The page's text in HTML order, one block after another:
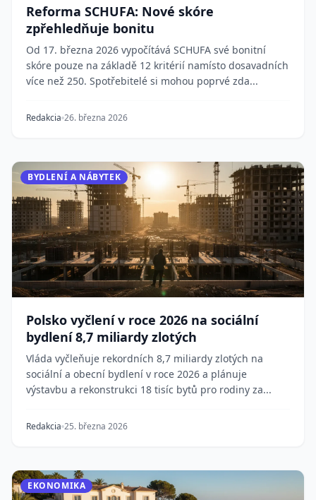
Reforma SCHUFA: Nové skóre
zpřehledňuje bonitu
Od 17. března 2026 vypočítává SCHUFA své bonitní
skóre pouze na základě 12 kritérií namísto dosavadních
více než 250. Spotřebitelé si mohou poprvé zda...
Redakcia 26. března 2026
BYDLENÍ A NÁBYTEK
Polsko vyčlení v roce 2026 na sociální
bydlení 8,7 miliardy zlotých
Vláda vyčleňuje rekordních 8,7 miliardy zlotých na
sociální a obecní bydlení v roce 2026 a plánuje
výstavbu a rekonstrukci 18 tisíc bytů pro rodiny za...
Redakcia 25. března 2026
EKONOMIKA